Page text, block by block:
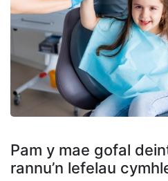
Pam y mae gofal
rannu’n lefelau